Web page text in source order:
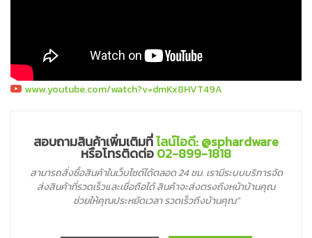
www.youtube.com/watch?v=dmKx8HVT49A
สอบถามสินค้าเพิ่มเติมที่ไลน์ไอดี: @sphardware
หรือโทรติดต่อ02-899-1818
สามารถสั่งซื้อสินค้าในเว็บไซต์ได้ตลอด 24 ชม. เรามีระบบบริการจัด
ส่งสินค้าที่รวดเร็วและเชื่อถือได้ สินค้าจะส่งตรงถึงหน้าบ้านคุณ
ช่วยให้คุณประหยัดเวลา รวดเร็วถึงบ้านคุณ"